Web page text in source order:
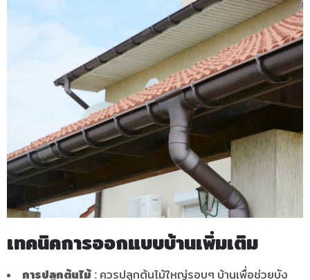
เทคนิคการออกแบบบ้านเพิ่มเติม
การปลูกต้นไม้ : ควรปลูกต้นไม้ใหญ่รอบๆ บ้านเพื่อช่วยบัง